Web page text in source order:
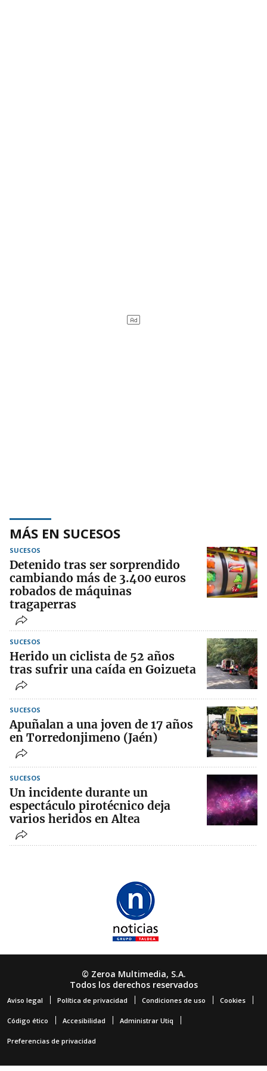
MÁS EN SUCESOS
SUCESOS
Detenido tras ser sorprendido
cambiando más de 3.400 euros
robados de máquinas
tragaperras
SUCESOS
Herido un ciclista de 52 años
tras sufrir una caída en Goizueta
SUCESOS
Apuñalan a una joven de 17 años
en Torredonjimeno (Jaén)
SUCESOS
Un incidente durante un
espectáculo pirotécnico deja
varios heridos en Altea
© Zeroa Multimedia, S.A.
Todos los derechos reservados
Aviso legal Política de privacidad Condiciones de uso Cookies
Código ético Accesibilidad Administrar Utiq
Preferencias de privacidad